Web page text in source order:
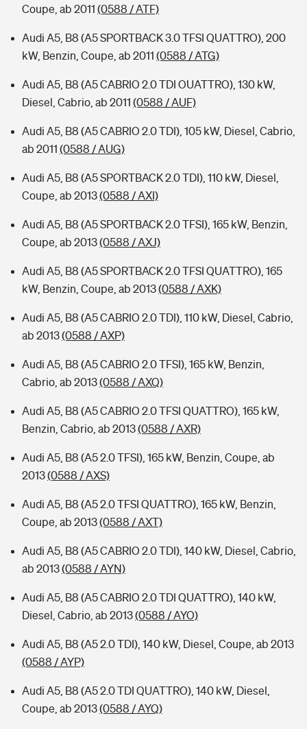
Coupe, ab 2011 (0588 / ATF)
Audi A5, B8 (A5 SPORTBACK 3.0 TFSI QUATTRO), 200
kW, Benzin, Coupe, ab 2011 (0588 / ATG)
Audi A5, B8 (A5 CABRIO 2.0 TDI OUATTRO), 130 kW,
Diesel, Cabrio, ab 2011 (0588 / AUF)
Audi A5, B8 (A5 CABRIO 2.0 TDI), 105 kW, Diesel, Cabrio,
ab 2011 (0588 / AUG)
Audi A5, B8 (A5 SPORTBACK 2.0 TDI), 110 kW, Diesel,
Coupe, ab 2013(0588 / AXI)
Audi A5, B8 (A5 SPORTBACK 2.0 TFSI), 165 kW, Benzin,
Coupe, ab 2013(0588 / AXJ)
Audi A5, B8 (A5 SPORTBACK 2.0 TFSI QUATTRO), 165
kW, Benzin, Coupe, ab 2013(0588 / AXK)
Audi A5, B8 (A5 CABRIO 2.0 TDI), 110 kW, Diesel, Cabrio,
ab 2013(0588 / AXP)
Audi A5, B8 (A5 CABRIO 2.0 TFSI), 165 kW, Benzin,
Cabrio, ab 2013(0588 / AXQ)
Audi A5, B8 (A5 CABRIO 2.0 TFSI QUATTRO), 165 kW,
Benzin, Cabrio, ab 2013(0588 / AXR)
Audi A5, B8 (A5 2.0 TFSI), 165 kW, Benzin, Coupe, ab
2013(0588 / AXS)
Audi A5, B8 (A5 2.0 TFSI QUATTRO), 165 kW, Benzin,
Coupe, ab 2013(0588 / AXT)
Audi A5, B8 (A5 CABRIO 2.0 TDI), 140 kW, Diesel, Cabrio,
ab 2013(0588 / AYN)
Audi A5, B8 (A5 CABRIO 2.0 TDI QUATTRO), 140 kW,
Diesel, Cabrio, ab 2013(0588 / AYO)
Audi A5, B8 (A5 2.0 TDI), 140 kW, Diesel, Coupe, ab 2013
(0588 / AYP)
Audi A5, B8 (A5 2.0 TDI QUATTRO), 140 kW, Diesel,
Coupe, ab 2013(0588 / AYQ)